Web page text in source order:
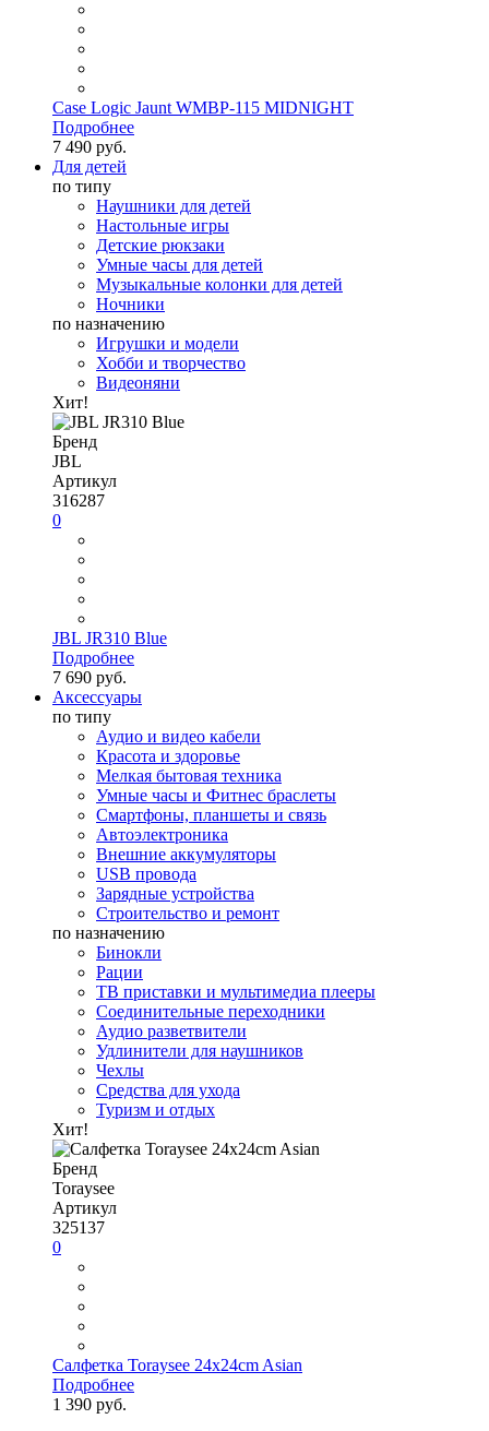
Case Logic Jaunt WMBP-115 MIDNIGHT
Подробнее
7 490 руб.
Для детей
по типу
Наушники для детей
Настольные игры
Детские рюкзаки
Умные часы для детей
Музыкальные колонки для детей
Ночники
по назначению
Игрушки и модели
Хобби и творчество
Видеоняни
Хит!
Бренд
JBL
Артикул
316287
0
JBL JR310 Blue
Подробнее
7 690 руб.
Аксессуары
по типу
Аудио и видео кабели
Красота и здоровье
Мелкая бытовая техника
Умные часы и Фитнес браслеты
Смартфоны, планшеты и связь
Автоэлектроника
Внешние аккумуляторы
USB провода
Зарядные устройства
Строительство и ремонт
по назначению
Бинокли
Рации
ТВ приставки и мультимедиа плееры
Соединительные переходники
Аудио разветвители
Удлинители для наушников
Чехлы
Средства для ухода
Туризм и отдых
Хит!
Бренд
Toraysee
Артикул
325137
0
Салфетка Toraysee 24x24cm Asian
Подробнее
1 390 руб.